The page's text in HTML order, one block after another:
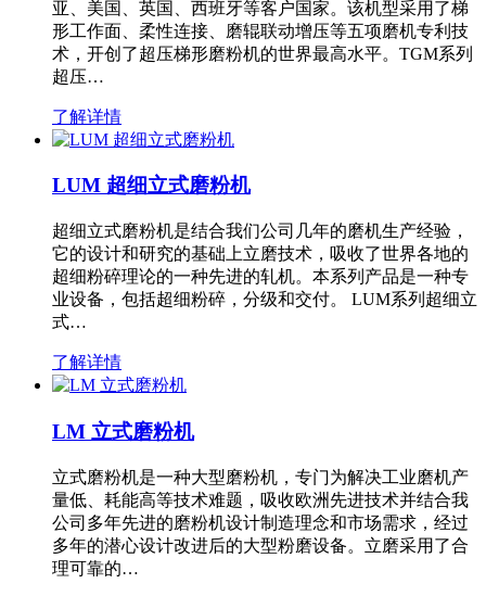
亚、美国、英国、西班牙等客户国家。该机型采用了梯
形工作面、柔性连接、磨辊联动增压等五项磨机专利技
术，开创了超压梯形磨粉机的世界最高水平。TGM系列
超压…
了解详情
LUM 超细立式磨粉机
超细立式磨粉机是结合我们公司几年的磨机生产经验，
它的设计和研究的基础上立磨技术，吸收了世界各地的
超细粉碎理论的一种先进的轧机。本系列产品是一种专
业设备，包括超细粉碎，分级和交付。 LUM系列超细立
式…
了解详情
LM 立式磨粉机
立式磨粉机是一种大型磨粉机，专门为解决工业磨机产
量低、耗能高等技术难题，吸收欧洲先进技术并结合我
公司多年先进的磨粉机设计制造理念和市场需求，经过
多年的潜心设计改进后的大型粉磨设备。立磨采用了合
理可靠的…